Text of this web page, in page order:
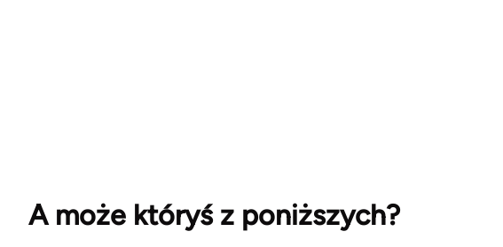
A może któryś z poniższych?